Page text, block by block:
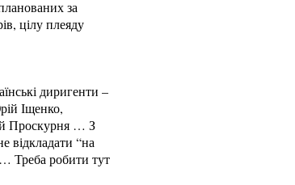
за
цілу плеяду
диригенти –
Іщенко,
Проскурня … З
відкладати “на
Треба робити тут